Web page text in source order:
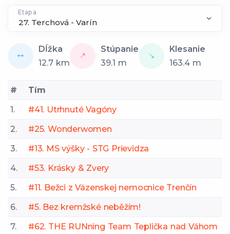
Etapa
Dĺžka
12.7 km
Stúpanie
39.1 m
Klesanie
163.4 m
#
Tím
1.
#41. Utrhnuté Vagóny
2.
#25. Wonderwomen
3.
#13. MS výšky - STG Prievidza
4.
#53. Krásky & Zvery
5.
#11. Bežci z Väzenskej nemocnice Trenčín
6.
#5. Bez kremžské neběžím!
7.
#62. THE RUNning Team Teplička nad Váhom